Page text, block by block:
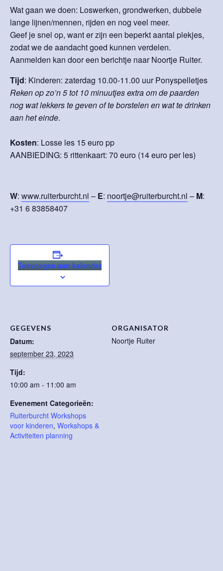
Wat gaan we doen: Loswerken, grondwerken, dubbele
lange lijnen/mennen, rijden en nog veel meer.
Geef je snel op, want er zijn een beperkt aantal plekjes,
zodat we de aandacht goed kunnen verdelen.
Aanmelden kan door een berichtje naar Noortje Ruiter.
Tijd: Kinderen: zaterdag 10.00-11.00 uur Ponyspelletjes
Reken op zo’n 5 tot 10 minuutjes extra om de paarden
nog wat lekkers te geven of te borstelen en wat te drinken
aan het einde.
Kosten: Losse les 15 euro pp
AANBIEDING: 5 rittenkaart: 70 euro (14 euro per les)
W: www.ruiterburcht.nl – E: noortje@ruiterburcht.nl – M:
+31 6 83858407
Toevoegen aan kalender
GEGEVENS
Datum:
september 23, 2023
Tijd:
10:00 am - 11:00 am
Evenement Categorieën:
Ruiterburcht Workshops
voor kinderen, Workshops &
Activiteiten planning
ORGANISATOR
Noortje Ruiter